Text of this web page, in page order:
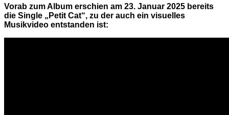
Vorab zum Album erschien am 23. Januar 2025 bereits
die Single „Petit Cat“, zu der auch ein visuelles
Musikvideo entstanden ist: